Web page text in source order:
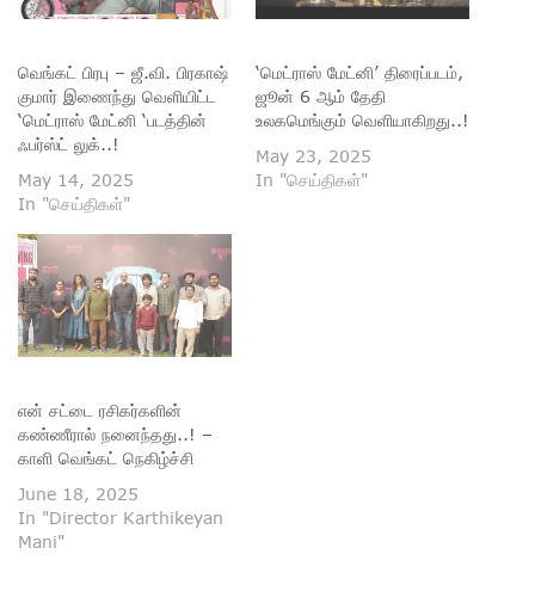
வெங்கட் பிரபு – ஜீ.வி. பிரகாஷ்
குமார் இணைந்து வெளியிட்ட
‘மெட்ராஸ் மேட்னி ‘படத்தின்
ஃபர்ஸ்ட் லுக்..!
May 14, 2025
In "செய்திகள்"
‘மெட்ராஸ் மேட்னி’ திரைப்படம்,
ஜூன் 6 ஆம் தேதி
உலகமெங்கும் வெளியாகிறது..!
May 23, 2025
In "செய்திகள்"
என் சட்டை ரசிகர்களின்
கண்ணீரால் நனைந்தது..! –
காளி வெங்கட் நெகிழ்ச்சி
June 18, 2025
In "Director Karthikeyan
Mani"